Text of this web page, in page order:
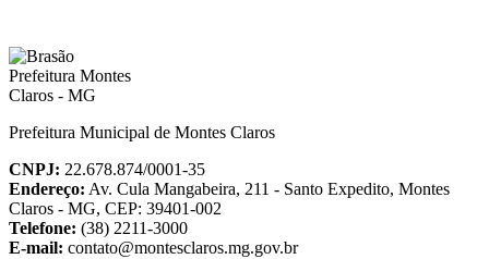
Prefeitura Municipal de Montes Claros
CNPJ: 22.678.874/0001-35
Endereço: Av. Cula Mangabeira, 211 - Santo Expedito, Montes
Claros - MG, CEP: 39401-002
Telefone: (38) 2211-3000
E-mail: contato@montesclaros.mg.gov.br